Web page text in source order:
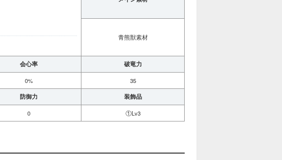
青熊獣素材
会心率 破竜力
0% 35
防御力 装飾品
0 ①Lv3